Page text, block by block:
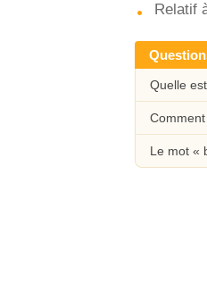
Relatif
Quelle
Le mot «